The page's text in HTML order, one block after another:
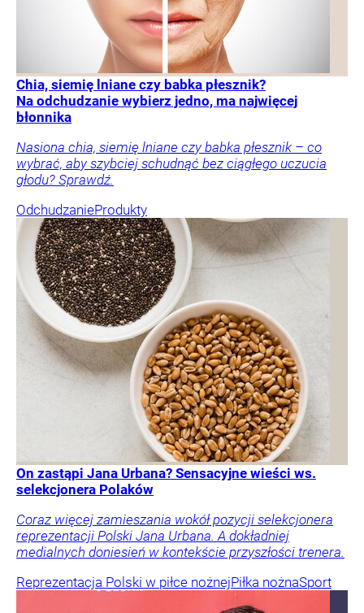
Chia, siemię lniane czy babka płesznik?
Na odchudzanie wybierz jedno, ma najwięcej
błonnika
Nasiona chia, siemię lniane czy babka płesznik – co
wybrać, aby szybciej schudnąć bez ciągłego uczucia
głodu? Sprawdź.
OdchudzanieProdukty
On zastąpi Jana Urbana? Sensacyjne wieści ws.
selekcjonera Polaków
Coraz więcej zamieszania wokół pozycji selekcjonera
reprezentacji Polski Jana Urbana. A dokładniej
medialnych doniesień w kontekście przyszłości trenera.
Reprezentacja Polski w piłce nożnejPiłka nożnaSport